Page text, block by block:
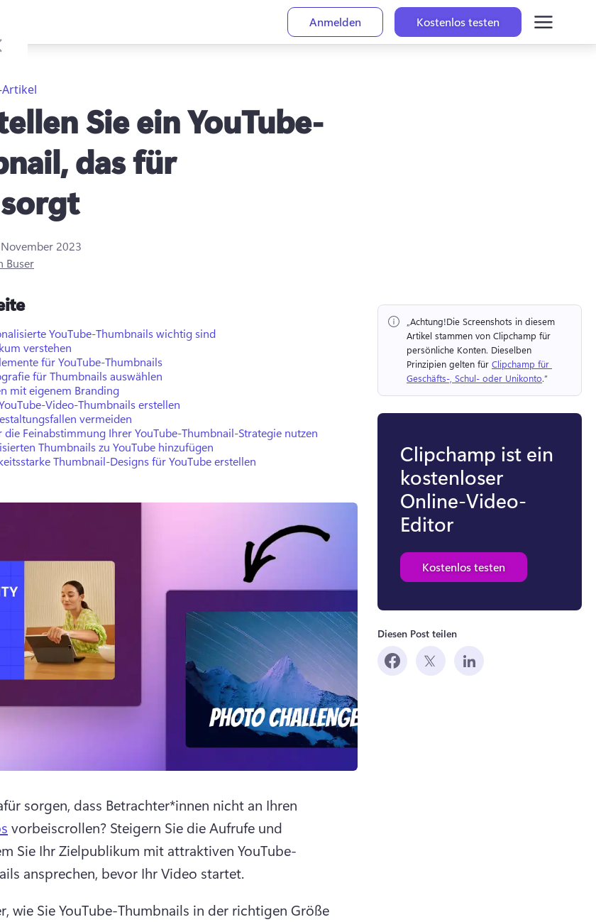
Anmelden
Kostenlos testen
Artikel
Sie ein YouTube-
das für
2023
Buser
YouTube-Thumbnails wichtig sind
verstehen
für YouTube-Thumbnails
für Thumbnails auswählen
mit eigenem Branding
Video-Thumbnails erstellen
vermeiden
die Feinabstimmung Ihrer YouTube-Thumbnail-Strategie nutzen
Thumbnails zu YouTube hinzufügen
Thumbnail-Designs für YouTube erstellen
sorgen, dass Betrachter*innen nicht an Ihren
vorbeiscrollen? Steigern Sie die Aufrufe und
Sie Ihr Zielpublikum mit attraktiven YouTube-
ansprechen, bevor Ihr Video startet.
wie Sie YouTube-Thumbnails in der richtigen Größe
„Achtung!Die Screenshots in diesem
Artikel stammen von Clipchamp für
persönliche Konten. Dieselben
Prinzipien gelten für Clipchamp für
Geschäfts-, Schul- oder Unikonto.“
Clipchamp ist ein
kostenloser
Online-Video-
Editor
Kostenlos testen
Diesen Post teilen